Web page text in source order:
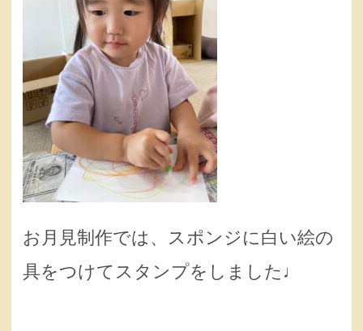
お月見制作では、スポンジに白い絵の
具をつけてスタンプをしました♩